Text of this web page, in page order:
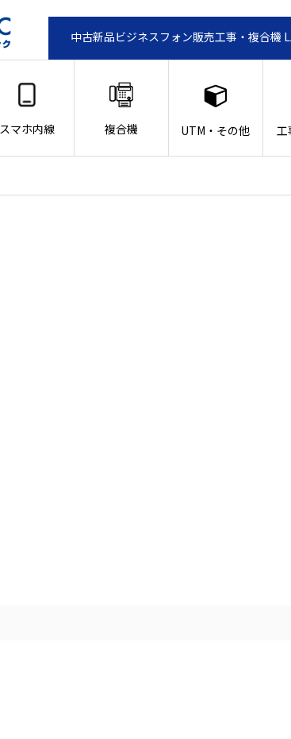
中古新品ビジネスフォン販売工事・複合
スマホ内線 複合機 UTM・その他 工